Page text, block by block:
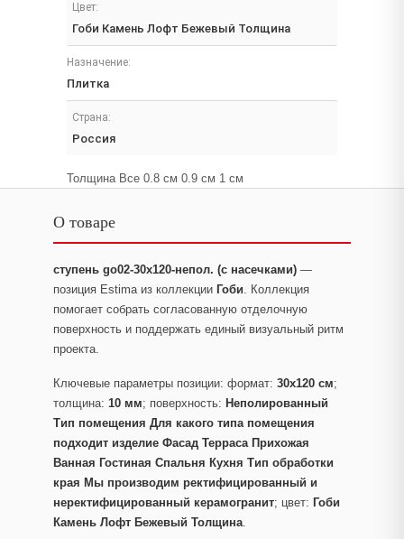
Цвет:
Гоби Камень Лофт Бежевый Толщина
Назначение:
Плитка
Страна:
Россия
Толщина Все 0.8 см 0.9 см 1 см
О товаре
ступень go02-30x120-непол. (с насечками) —
позиция Estima из коллекции Гоби. Коллекция
помогает собрать согласованную отделочную
поверхность и поддержать единый визуальный ритм
проекта.
Ключевые параметры позиции: формат: 30x120 см;
толщина: 10 мм; поверхность: Неполированный
Тип помещения Для какого типа помещения
подходит изделие Фасад Терраса Прихожая
Ванная Гостиная Спальня Кухня Тип обработки
края Мы производим ректифицированный и
неректифицированный керамогранит; цвет: Гоби
Камень Лофт Бежевый Толщина.